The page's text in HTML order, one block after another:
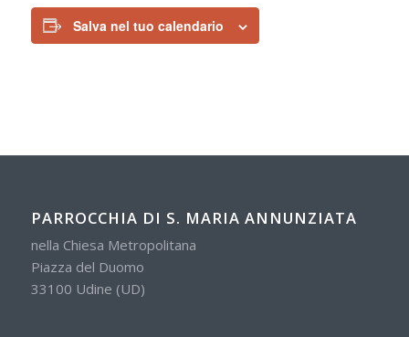
Salva nel tuo calendario
PARROCCHIA DI S. MARIA ANNUNZIATA
nella Chiesa Metropolitana
Piazza del Duomo
33100 Udine (UD)